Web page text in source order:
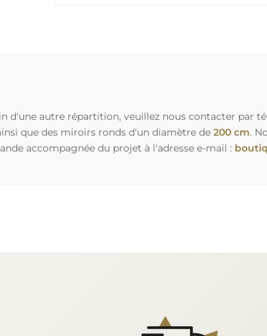
d'une autre répartition, veuillez nous contacter par
que des miroirs ronds d'un diamètre de 200 cm.
accompagnée du projet à l'adresse e-mail :